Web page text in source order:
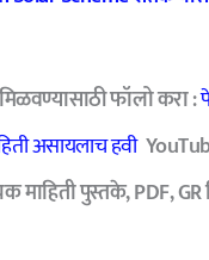
फॉलो करा :
असायलाच हवी
माहिती पुस्तके, PDF,